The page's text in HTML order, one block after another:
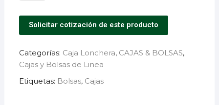
Solicitar cotización de este producto
Categorías: Caja Lonchera, CAJAS & BOLSAS,
Cajas y Bolsas de Linea
Etiquetas: Bolsas, Cajas